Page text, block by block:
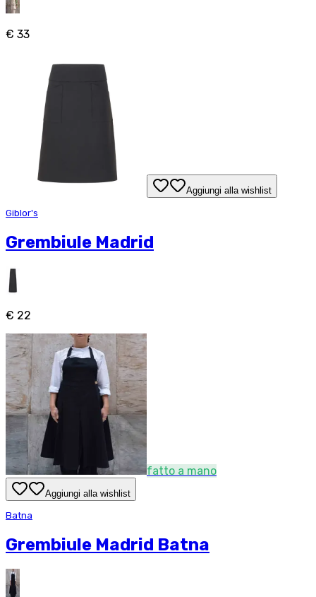
€ 33
Aggiungi alla wishlist
Giblor's
Grembiule Madrid
€ 22
fatto a mano
Aggiungi alla wishlist
Batna
Grembiule Madrid Batna